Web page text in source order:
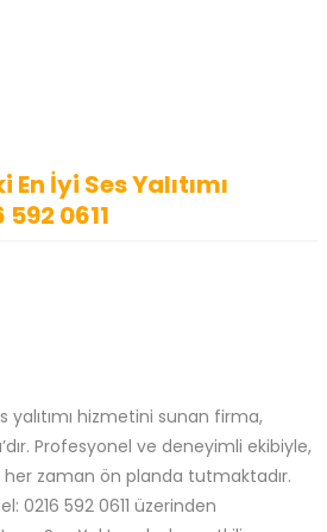
İyi Ses Yalıtımı
0611
yalıtımı hizmetini sunan firma,
Profesyonel ve deneyimli ekibiyle,
zaman ön planda tutmaktadır.
0216 592 0611 üzerinden